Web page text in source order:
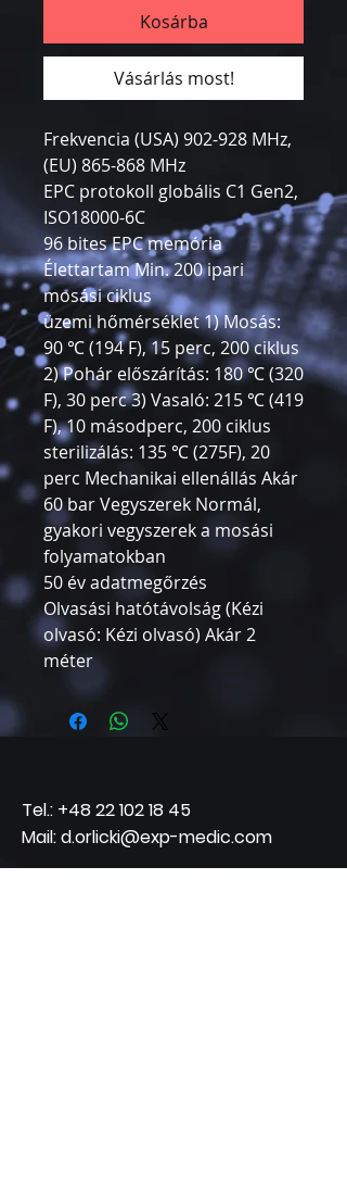
Kosárba
Vásárlás most!
Frekvencia (USA) 902-928 MHz,
(EU) 865-868 MHz
EPC protokoll globális C1 Gen2,
ISO18000-6C
96 bites EPC memória
Élettartam Min. 200 ipari
mosási ciklus
üzemi hőmérséklet 1) Mosás:
90 ℃ (194 F), 15 perc, 200 ciklus
2) Pohár előszárítás: 180 ℃ (320
F), 30 perc 3) Vasaló: 215 ℃ (419
F), 10 másodperc, 200 ciklus
sterilizálás: 135 ℃ (275F), 20
perc Mechanikai ellenállás Akár
60 bar Vegyszerek Normál,
gyakori vegyszerek a mosási
folyamatokban
50 év adatmegőrzés
Olvasási hatótávolság (Kézi
olvasó: Kézi olvasó) Akár 2
méter
Tel.: +48 22 102 18 45
Mail: d.orlicki@exp-medic.com